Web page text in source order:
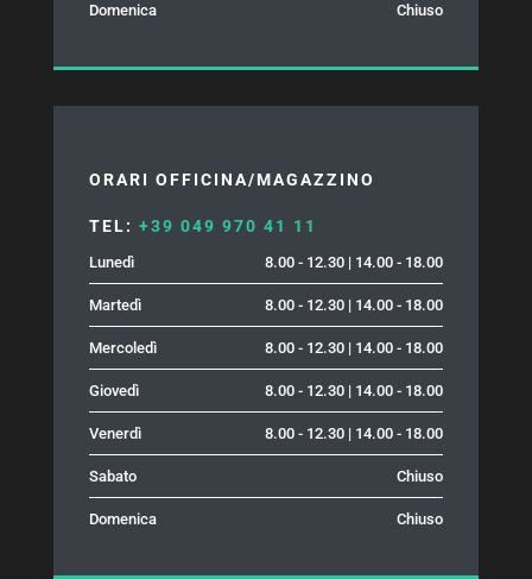
Domenica Chiuso
ORARI OFFICINA/MAGAZZINO
TEL: +39 049 970 41 11
Lunedì 8.00 - 12.30 | 14.00 - 18.00
Martedì 8.00 - 12.30 | 14.00 - 18.00
Mercoledì 8.00 - 12.30 | 14.00 - 18.00
Giovedì 8.00 - 12.30 | 14.00 - 18.00
Venerdì 8.00 - 12.30 | 14.00 - 18.00
Sabato Chiuso
Domenica Chiuso